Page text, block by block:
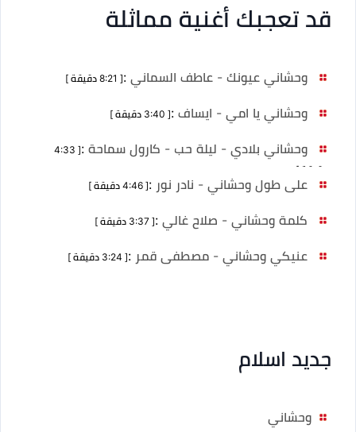
قد تعجبك أغنية مماثلة
وحشاني عيونك - عاطف السماني :[ 8:21 دقيقة ]
وحشاني يا امي - ايساف :[ 3:40 دقيقة ]
وحشاني بلادي - ليلة حب - كارول سماحة :
[ 4:33
دقيقة ]
على طول وحشاني - نادر نور :[ 4:46 دقيقة ]
كلمة وحشاني - صلاح غالي :[ 3:37 دقيقة ]
عنيكي وحشاني - مصطفى قمر :[ 3:24 دقيقة ]
جديد اسلام
وحشاني